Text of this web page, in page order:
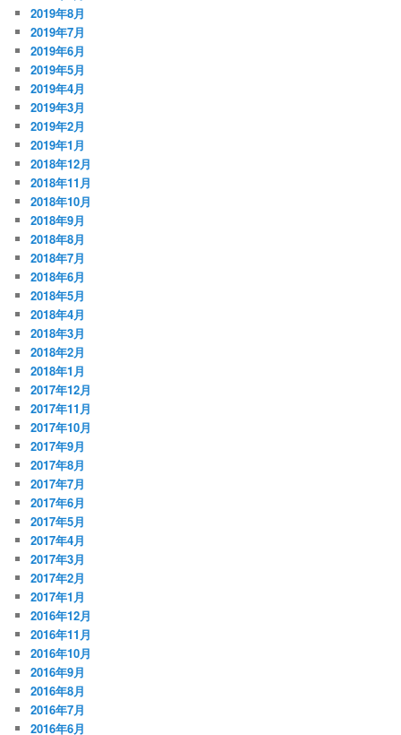
2019年8月
2019年7月
2019年6月
2019年5月
2019年4月
2019年3月
2019年2月
2019年1月
2018年12月
2018年11月
2018年10月
2018年9月
2018年8月
2018年7月
2018年6月
2018年5月
2018年4月
2018年3月
2018年2月
2018年1月
2017年12月
2017年11月
2017年10月
2017年9月
2017年8月
2017年7月
2017年6月
2017年5月
2017年4月
2017年3月
2017年2月
2017年1月
2016年12月
2016年11月
2016年10月
2016年9月
2016年8月
2016年7月
2016年6月